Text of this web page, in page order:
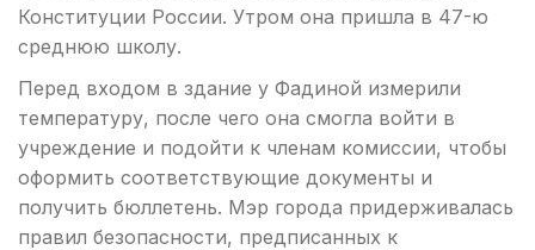
Конституции России. Утром она пришла в 47-ю
среднюю школу.
Перед входом в здание у Фадиной измерили
температуру, после чего она смогла войти в
учреждение и подойти к членам комиссии, чтобы
оформить соответствующие документы и
получить бюллетень. Мэр города придерживалась
правил безопасности, предписанных к